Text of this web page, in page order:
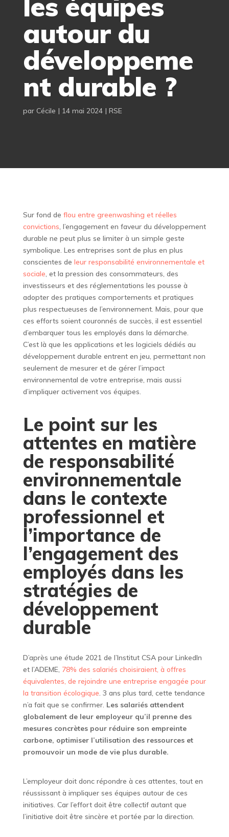
autour du
développeme
nt durable ?
par Cécile | 14 mai 2024| RSE
Sur fond de flou entre greenwashing et réelles
convictions, l’engagement en faveur du développement
durable ne peut plus se limiter à un simple geste
symbolique. Les entreprises sont de plus en plus
conscientes de leur responsabilité environnementale et
sociale, et la pression des consommateurs, des
investisseurs et des réglementations les pousse à
adopter des pratiques comportements et pratiques
plus respectueuses de l’environnement. Mais, pour que
ces efforts soient couronnés de succès, il est essentiel
d’embarquer tous les employés dans la démarche.
C’est là que les applications et les logiciels dédiés au
développement durable entrent en jeu, permettant non
seulement de mesurer et de gérer l’impact
environnemental de votre entreprise, mais aussi
d’impliquer activement vos équipes.
Le point sur les
attentes en matière
de responsabilité
environnementale
dans le contexte
professionnel et
l’importance de
l’engagement des
employés dans les
stratégies de
développement
durable
D’après une étude 2021 de l’Institut CSA pour LinkedIn
et l’ADEME, 78% des salariés choisiraient, à offres
équivalentes, de rejoindre une entreprise engagée pour
la transition écologique. 3 ans plus tard, cette tendance
n’a fait que se confirmer. Les salariés attendent
globalement de leur employeur qu’il prenne des
mesures concrètes pour réduire son empreinte
carbone, optimiser l’utilisation des ressources et
promouvoir un mode de vie plus durable.
L’employeur doit donc répondre à ces attentes, tout en
réussissant à impliquer ses équipes autour de ces
initiatives. Car l’effort doit être collectif autant que
l’initiative doit être sincère et portée par la direction.